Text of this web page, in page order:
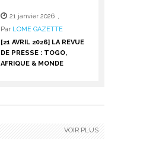
21 janvier 2026 ,
Par LOME GAZETTE
[21 AVRIL 2026] LA REVUE
DE PRESSE : TOGO,
AFRIQUE & MONDE
VOIR PLUS